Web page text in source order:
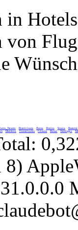
in
von
Bistricioara Borsa Botiza Sinaia
Busteni
Moldova Transilvania Crisana Banat Dobrogea
8)